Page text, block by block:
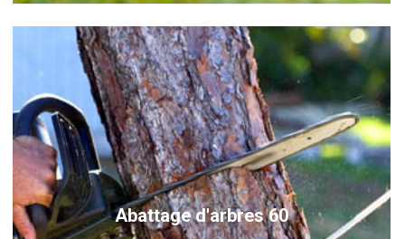
Abattage d'arbres 60